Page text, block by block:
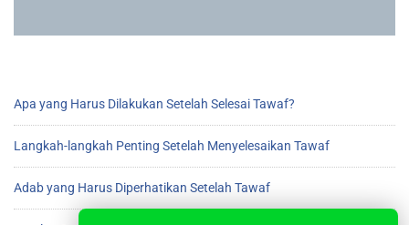
Apa yang Harus Dilakukan Setelah Selesai Tawaf?
Langkah-langkah Penting Setelah Menyelesaikan Tawaf
Adab yang Harus Diperhatikan Setelah Tawaf